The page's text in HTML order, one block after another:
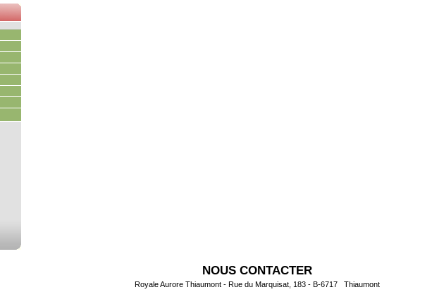
NOUS CONTACTER
Royale Aurore Thiaumont - Rue du Marquisat, 183 - B-6717 Thiaumont